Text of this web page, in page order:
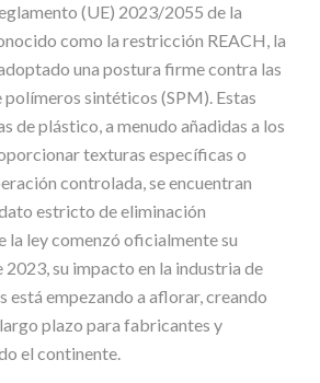
(UE) 2023/2055 de la
como la restricción REACH, la
una postura firme contra las
sintéticos (SPM). Estas
de plástico, a menudo añadidas a los
texturas específicas o
controlada, se encuentran
estricto de eliminación
la ley comenzó oficialmente su
2023, su impacto en la industria de
está empezando a aflorar, creando
plazo para fabricantes y
el continente.